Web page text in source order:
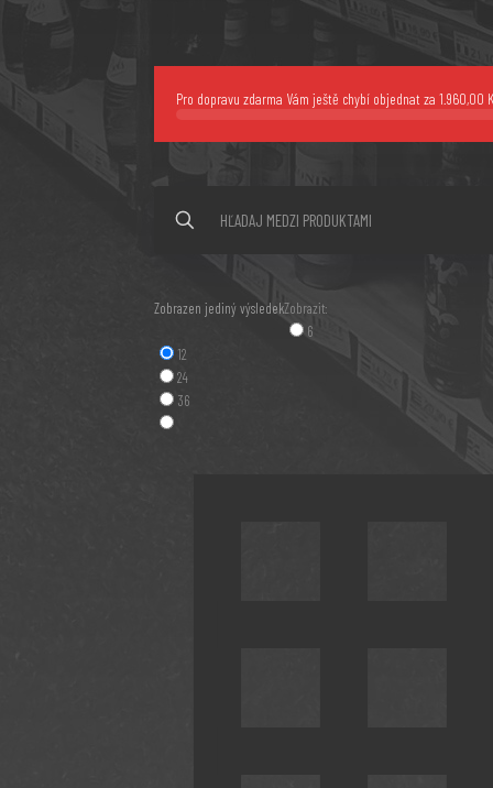
Pro dopravu zdarma Vám ještě chybí objednat za 1.960,00
Zobrazen jediný výsledekZobrazit:
6
12
24
36